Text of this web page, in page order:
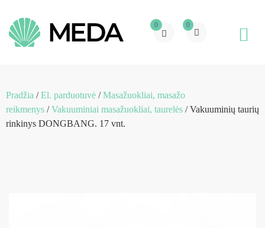
0 0
Pradžia /El. parduotuvė /Masažuokliai, masažo
reikmenys /Vakuuminiai masažuokliai, taurelės / Vakuuminių taurių
rinkinys DONGBANG. 17 vnt.